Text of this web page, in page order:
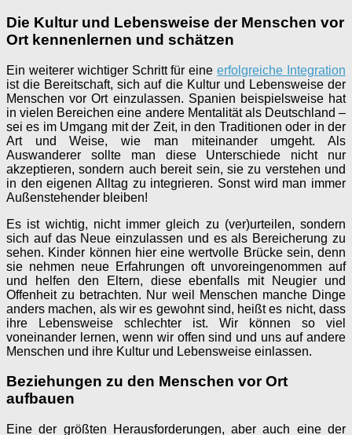
Die Kultur und Lebensweise der Menschen vor
Ort kennenlernen und schätzen
Ein weiterer wichtiger Schritt für eineerfolgreiche Integration
ist die Bereitschaft, sich auf die Kultur und Lebensweise der
Menschen vor Ort einzulassen. Spanien beispielsweise hat
in vielen Bereichen eine andere Mentalität als Deutschland –
sei es im Umgang mit der Zeit, in den Traditionen oder in der
Art und Weise, wie man miteinander umgeht. Als
Auswanderer sollte man diese Unterschiede nicht nur
akzeptieren, sondern auch bereit sein, sie zu verstehen und
in den eigenen Alltag zu integrieren. Sonst wird man immer
Außenstehender bleiben!
Es ist wichtig, nicht immer gleich zu (ver)urteilen, sondern
sich auf das Neue einzulassen und es als Bereicherung zu
sehen. Kinder können hier eine wertvolle Brücke sein, denn
sie nehmen neue Erfahrungen oft unvoreingenommen auf
und helfen den Eltern, diese ebenfalls mit Neugier und
Offenheit zu betrachten. Nur weil Menschen manche Dinge
anders machen, als wir es gewohnt sind, heißt es nicht, dass
ihre Lebensweise schlechter ist. Wir können so viel
voneinander lernen, wenn wir offen sind und uns auf andere
Menschen und ihre Kultur und Lebensweise einlassen.
Beziehungen zu den Menschen vor Ort
aufbauen
Eine der größten Herausforderungen, aber auch eine der